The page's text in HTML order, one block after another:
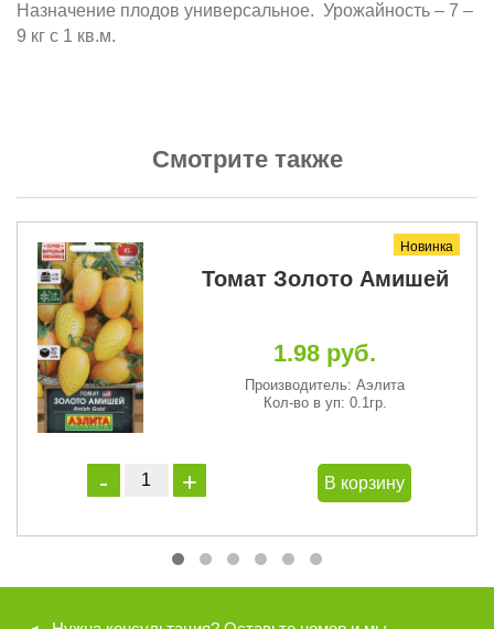
Назначение плодов универсальное. Урожайность – 7 –
9 кг с 1 кв.м.
Смотрите также
Новинка
Томат Золото Амишей
1.98 руб.
Производитель: Аэлита
Кол-во в уп: 0.1гр.
В корзину